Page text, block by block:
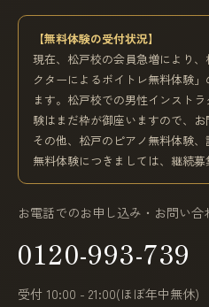
【無料体験の受付状況】
現在、松戸校の会員急増により
クターによるボイトレ無料体験
ます。松戸校での男性インスト
験はまだ枠が御座いますので、お
その他、松戸のピアノ無料体験
無料体験につきましては、継続募
お電話でのお申し込み・お問い合
0120-993-739
受付 10:00 - 21:00(ほぼ年中無休)